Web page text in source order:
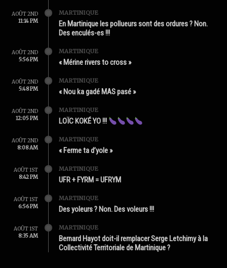
AOÛT 2ND
11:14 PM
MARTINIQUE
En Martinique les pollueurs sont des ordures ? Non.
Des enculés-es !!!
AOÛT 2ND
5:56 PM
MARTINIQUE
« Mérine rivers to cross »
AOÛT 2ND
5:48 PM
MARTINIQUE
« Nou ka gadé MAS pasé »
AOÛT 2ND
12:05 PM
MARTINIQUE
LOÏC KOKÉ YO !!!
AOÛT 2ND
8:08 AM
MARTINIQUE
« Ferme ta d’yole »
AOÛT 1ST
8:42 PM
MARTINIQUE
UFR + FYRM = UFRYM
AOÛT 1ST
6:56 PM
MARTINIQUE
Des yoleurs ? Non. Des voleurs !!!
AOÛT 1ST
8:35 AM
MARTINIQUE
Bernard Hayot doit-il remplacer Serge Letchimy à la
Collectivité Territoriale de Martinique ?